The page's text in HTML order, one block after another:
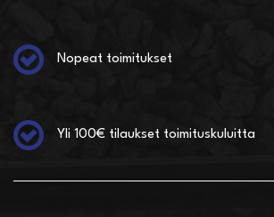
Nopeat toimitukset
Yli 100€ tilaukset toimituskuluitta